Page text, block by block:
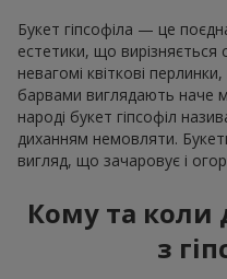
Букет гіпсофіла — це
естетики, що вирізняється
невагомі квіткові
барвами виглядають наче
народі букет гіпсофіл
диханням немовляти.
вигляд, що зачаровує і
Кому та коли
з